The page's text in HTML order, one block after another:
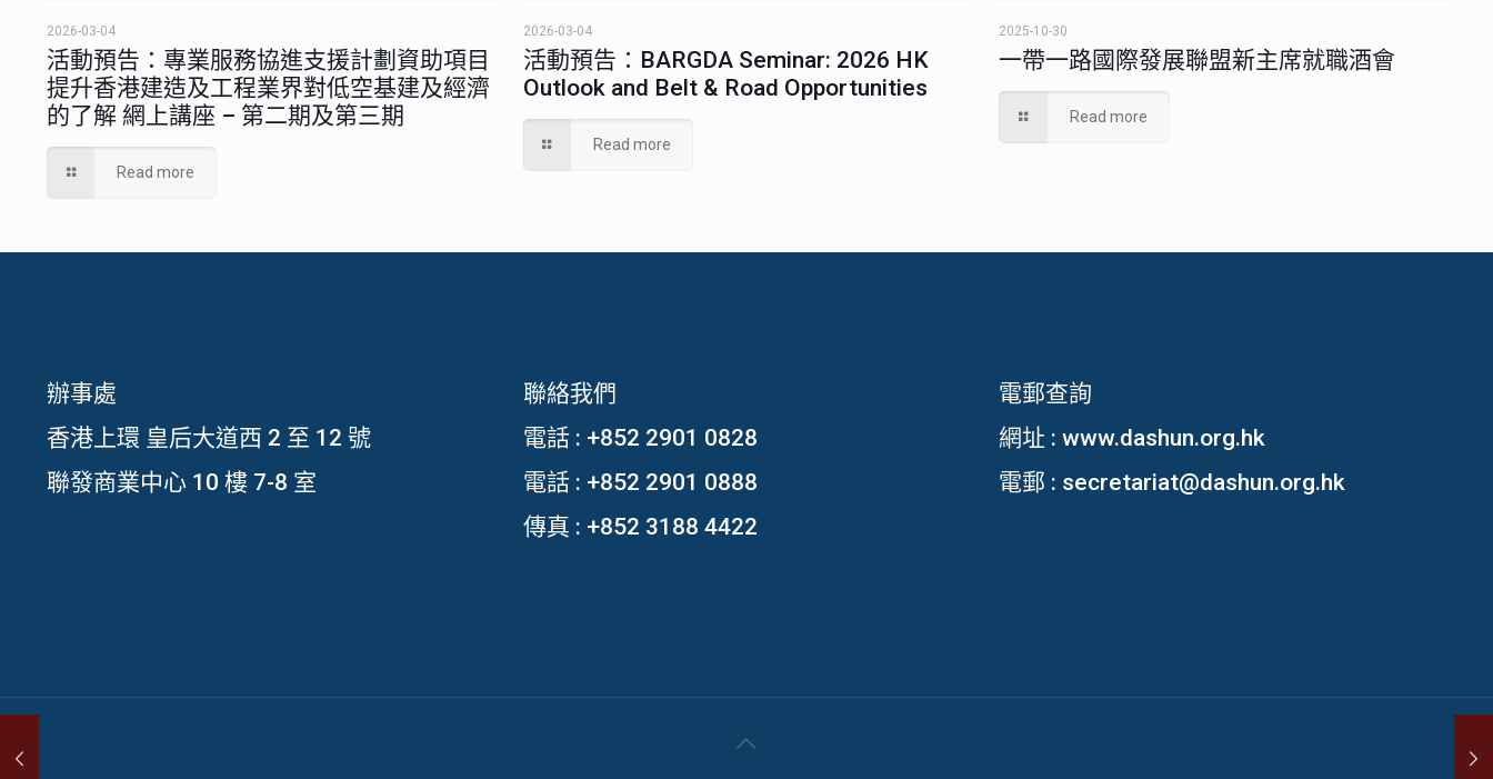
2026-03-04
活動預告：專業服務協進支援計劃資助項目
提升香港建造及工程業界對低空基建及經濟
的了解 網上講座 – 第二期及第三期
Read more
2026-03-04
活動預告：BARGDA Seminar: 2026 HK
Outlook and Belt & Road Opportunities
Read more
2025-10-30
一帶一路國際發展聯盟新主席就職酒會
Read more
辦事處
香港上環 皇后大道西 2 至 12 號
聯發商業中心 10 樓 7-8 室
聯絡我們
電話 : +852 2901 0828
電話 : +852 2901 0888
傳真 : +852 3188 4422
電郵查詢
網址 :www.dashun.org.hk
電郵 : secretariat@dashun.org.hk